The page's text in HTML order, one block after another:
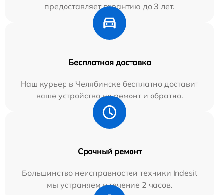
предоставляет гарантию до 3 лет.
Бесплатная доставка
Наш курьер в Челябинске бесплатно доставит
ваше устройство на ремонт и обратно.
Срочный ремонт
Большинство неисправностей техники Indesit
мы устраняем в течение 2 часов.